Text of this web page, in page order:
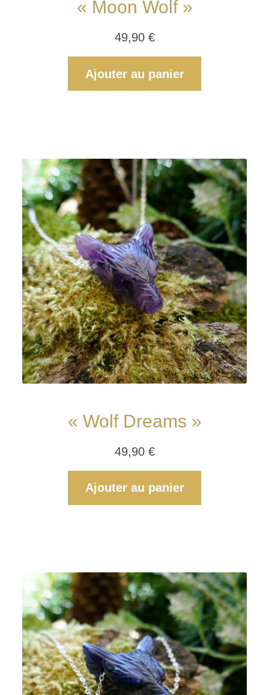
« Moon Wolf »
49,90 €
Ajouter au panier
« Wolf Dreams »
49,90 €
Ajouter au panier